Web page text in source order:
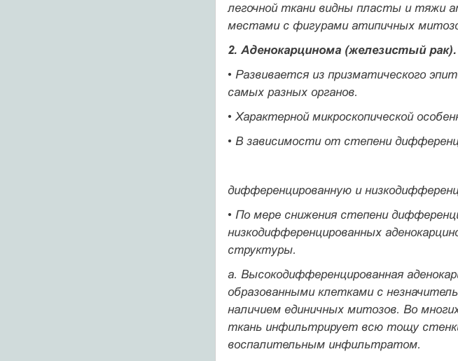
легочной ткани видны пласты и тяжи
местами с фигура­ми атипичных
2. Аденокарцинома (железистый рак).
• Развивается из призматического
самых разных органов.
• Характерной микроскопической
• В зависимости от степени
дифференцированную и
• По мере снижения степени
низкодифференцированных
структуры.
а. Высокодифференцированная
образованными клетками с
наличием единичных митозов. Во
ткань инфильтрирует всю тощу стен­ки
воспалительным ин­фильтратом.